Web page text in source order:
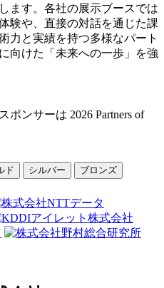
ます。各社の展示ブースでは
験や、直接の対話を通じた課
力と実績を持つ多様なパート
向けた「未来への一歩」を強
ンサーは 2026 Partners of
ド シルバー
ブロンズ